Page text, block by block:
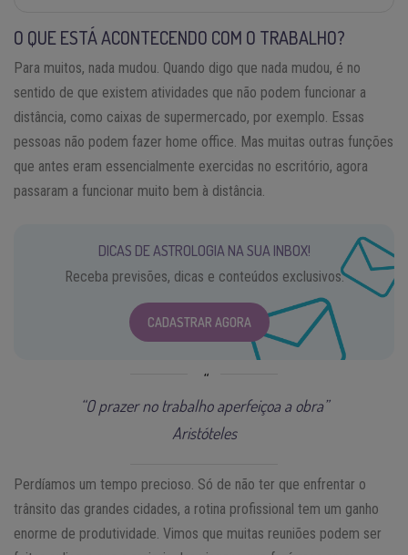
O QUE ESTÁ ACONTECENDO COM O TRABALHO?
Para muitos, nada mudou. Quando digo que nada mudou, é no
sentido de que existem atividades que não podem funcionar a
distância, como caixas de supermercado, por exemplo. Essas
pessoas não podem fazer home office. Mas muitas outras funções
que antes eram essencialmente exercidas no escritório, agora
passaram a funcionar muito bem à distância.
DICAS DE ASTROLOGIA NA SUA INBOX!
Receba previsões, dicas e conteúdos exclusivos.
CADASTRAR AGORA
“O prazer no trabalho aperfeiçoa a obra”
Aristóteles
Perdíamos um tempo precioso. Só de não ter que enfrentar o
trânsito das grandes cidades, a rotina profissional tem um ganho
enorme de produtividade. Vimos que muitas reuniões podem ser